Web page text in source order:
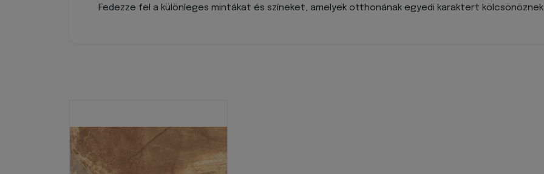
Fedezze fel a különleges mintákat és színeket, amelyek otthonának egyedi karaktert